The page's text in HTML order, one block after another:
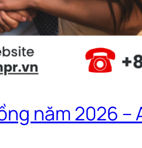
năm 2026 –